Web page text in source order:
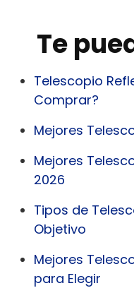
Te
Telescopio
Comprar?
Mejores
Mejores
2026
Tipos de
Objetivo
Mejores
para Elegir